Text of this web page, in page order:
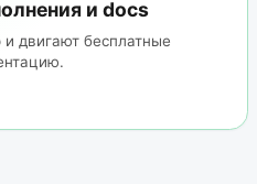
и docs
двигают бесплатные